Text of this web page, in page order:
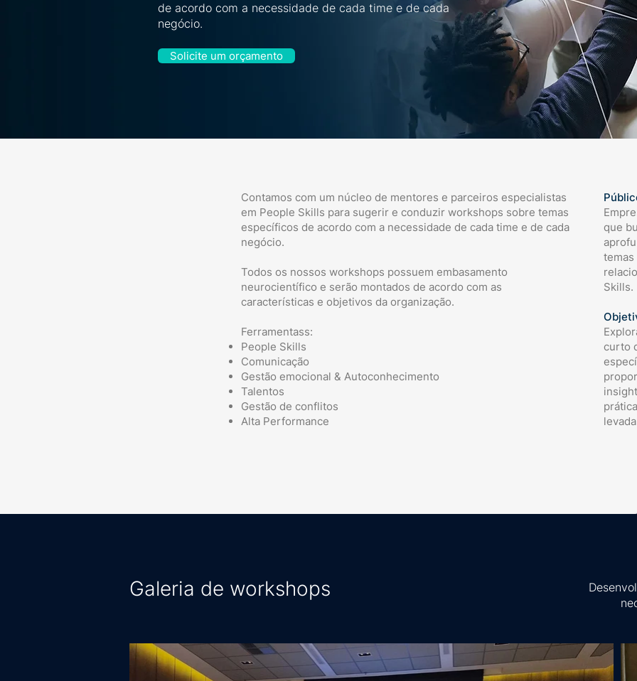
de acordo com a necessidade de cada time e de cada
negócio.
Solicite um orçamento
Contamos com um núcleo de mentores e parceiros especialistas
em People Skills para sugerir e conduzir workshops sobre temas
específicos de acordo com a necessidade de cada time e de cada
negócio.
Todos os nossos workshops possuem embasamento
neurocientífico e serão montados de acordo com as
características e objetivos da organização.
Ferramentass:
People Skills
Comunicação
Gestão emocional & Autoconhecimento
Talentos
Gestão de conflitos
Alta Performance
que
Skills.
curto
Galeria de workshops